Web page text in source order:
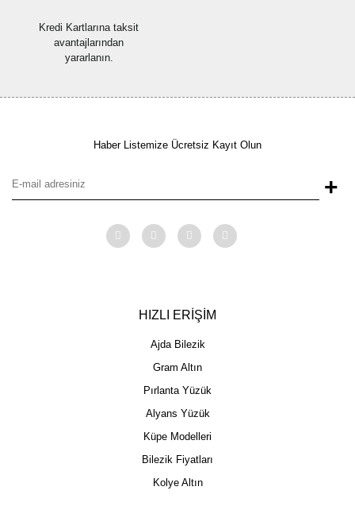
Kredi Kartlarına taksit
avantajlarından
yararlanın.
Haber Listemize Ücretsiz Kayıt Olun
+
HIZLI ERİŞİM
Ajda Bilezik
Gram Altın
Pırlanta Yüzük
Alyans Yüzük
Küpe Modelleri
Bilezik Fiyatları
Kolye Altın